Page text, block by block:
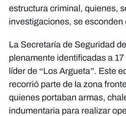
estructura criminal, quienes,
investigaciones, se esconden
La Secretaría de Seguridad
plenamente identificadas a
líder de “Los Argueta”. Este
recorrió parte de la zona
quienes portaban armas,
indumentaria para realizar